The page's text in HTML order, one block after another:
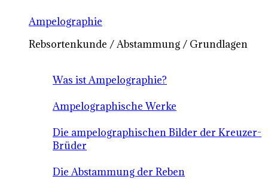
Ampelographie
Rebsortenkunde / Abstammung / Grundlagen
Was ist Ampelographie?
Ampelographische Werke
Die ampelographischen Bilder der Kreuzer-
Brüder
Die Abstammung der Reben